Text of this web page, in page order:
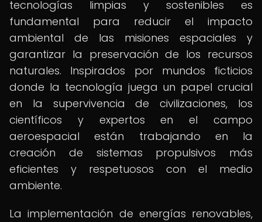
tecnologías limpias y sostenibles es
fundamental para reducir el impacto
ambiental de las misiones espaciales y
garantizar la preservación de los recursos
naturales. Inspirados por mundos ficticios
donde la tecnología juega un papel crucial
en la supervivencia de civilizaciones, los
científicos y expertos en el campo
aeroespacial están trabajando en la
creación de sistemas propulsivos más
eficientes y respetuosos con el medio
ambiente.
La implementación de energías renovables,